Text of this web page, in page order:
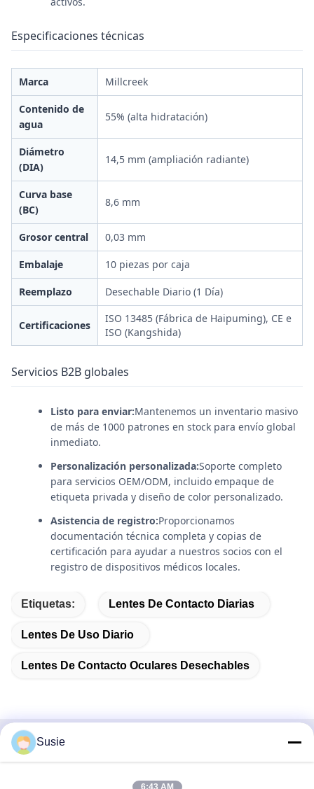
Especificaciones técnicas
Marca Millcreek
Contenido de
agua
55% (alta hidratación)
Diámetro
(DIA)
14,5 mm (ampliación radiante)
Curva base
(BC)
8,6 mm
Grosor central 0,03 mm
Embalaje 10 piezas por caja
Reemplazo Desechable Diario (1 Día)
Certificaciones
ISO 13485 (Fábrica de Haipuming), CE e
ISO (Kangshida)
Servicios B2B globales
Listo para enviar:Mantenemos un inventario masivo
de más de 1000 patrones en stock para envío global
inmediato.
Personalización personalizada:Soporte completo
para servicios OEM/ODM, incluido empaque de
etiqueta privada y diseño de color personalizado.
Asistencia de registro:Proporcionamos
documentación técnica completa y copias de
certificación para ayudar a nuestros socios con el
registro de dispositivos médicos locales.
Etiquetas: Lentes De Contacto Diarias
Lentes De Uso Diario
Lentes De Contacto Oculares Desechables
Contacto rápido
Susie
6:43 AM